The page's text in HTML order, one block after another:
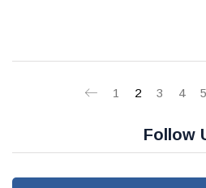
1 2 3 4 5
Follow